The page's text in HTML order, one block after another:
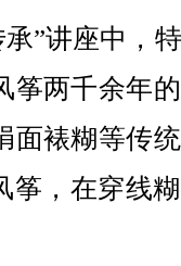
”讲座中，
筝两千余年
面裱糊等传
筝，在穿线